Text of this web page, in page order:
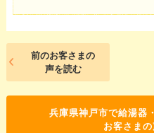
前のお客さまの
声を読む
兵庫県神戸市で給湯器
お客さま